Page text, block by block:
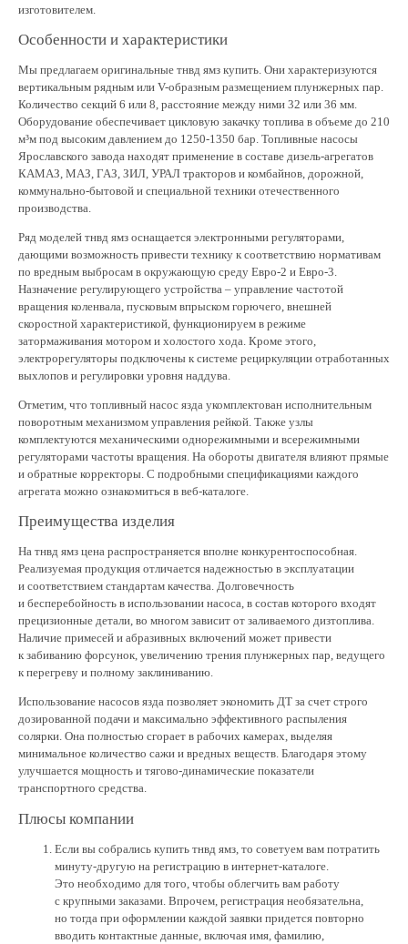
изготовителем.
Особенности и характеристики
Мы предлагаем оригинальные тнвд ямз купить. Они характеризуются
вертикальным рядным или V-образным размещением плунжерных пар.
Количество секций 6 или 8, расстояние между ними 32 или 36 мм.
Оборудование обеспечивает цикловую закачку топлива в объеме до 210
м³м под высоким давлением до 1250-1350 бар. Топливные насосы
Ярославского завода находят применение в составе дизель-агрегатов
КАМАЗ, МАЗ, ГАЗ, ЗИЛ, УРАЛ тракторов и комбайнов, дорожной,
коммунально-бытовой и специальной техники отечественного
производства.
Ряд моделей тнвд ямз оснащается электронными регуляторами,
дающими возможность привести технику к соответствию нормативам
по вредным выбросам в окружающую среду Евро-2 и Евро-3.
Назначение регулирующего устройства – управление частотой
вращения коленвала, пусковым впрыском горючего, внешней
скоростной характеристикой, функционируем в режиме
затормаживания мотором и холостого хода. Кроме этого,
электрорегуляторы подключены к системе рециркуляции отработанных
выхлопов и регулировки уровня наддува.
Отметим, что топливный насос язда укомплектован исполнительным
поворотным механизмом управления рейкой. Также узлы
комплектуются механическими однорежимными и всережимными
регуляторами частоты вращения. На обороты двигателя влияют прямые
и обратные корректоры. С подробными спецификациями каждого
агрегата можно ознакомиться в веб-каталоге.
Преимущества изделия
На тнвд ямз цена распространяется вполне конкурентоспособная.
Реализуемая продукция отличается надежностью в эксплуатации
и соответствием стандартам качества. Долговечность
и бесперебойность в использовании насоса, в состав которого входят
прецизионные детали, во многом зависит от заливаемого дизтоплива.
Наличие примесей и абразивных включений может привести
к забиванию форсунок, увеличению трения плунжерных пар, ведущего
к перегреву и полному заклиниванию.
Использование насосов язда позволяет экономить ДТ за счет строго
дозированной подачи и максимально эффективного распыления
солярки. Она полностью сгорает в рабочих камерах, выделяя
минимальное количество сажи и вредных веществ. Благодаря этому
улучшается мощность и тягово-динамические показатели
транспортного средства.
Плюсы компании
Если вы собрались купить тнвд ямз, то советуем вам потратить
минуту-другую на регистрацию в интернет-каталоге.
Это необходимо для того, чтобы облегчить вам работу
с крупными заказами. Впрочем, регистрация необязательна,
но тогда при оформлении каждой заявки придется повторно
вводить контактные данные, включая имя, фамилию,